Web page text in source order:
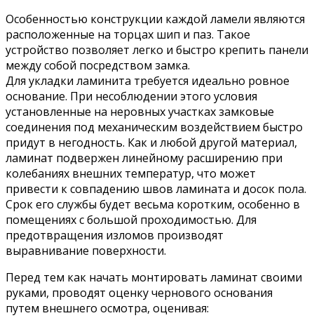
Особенностью конструкции каждой ламели являются
расположенные на торцах шип и паз. Такое
устройство позволяет легко и быстро крепить панели
между собой посредством замка.
Для укладки ламинита требуется идеально ровное
основание. При несоблюдении этого условия
установленные на неровных участках замковые
соединения под механическим воздействием быстро
придут в негодность. Как и любой другой материал,
ламинат подвержен линейному расширению при
колебаниях внешних температур, что может
привести к совпадению швов ламината и досок пола.
Срок его службы будет весьма коротким, особенно в
помещениях с большой проходимостью. Для
предотвращения изломов производят
выравнивание поверхности.
Перед тем как начать монтировать ламинат своими
руками, проводят оценку чернового основания
путем внешнего осмотра, оценивая: